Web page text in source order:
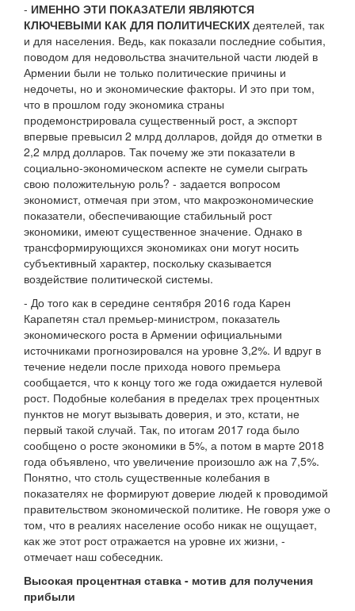
- ИМЕННО ЭТИ ПОКАЗАТЕЛИ ЯВЛЯЮТСЯ
КЛЮЧЕВЫМИ КАК ДЛЯ ПОЛИТИЧЕСКИХ деятелей, так
и для населения. Ведь, как показали последние события,
поводом для недовольства значительной части людей в
Армении были не только политические причины и
недочеты, но и экономические факторы. И это при том,
что в прошлом году экономика страны
продемонстрировала существенный рост, а экспорт
впервые превысил 2 млрд долларов, дойдя до отметки в
2,2 млрд долларов. Так почему же эти показатели в
социально-экономическом аспекте не сумели сыграть
свою положительную роль? - задается вопросом
экономист, отмечая при этом, что макроэкономические
показатели, обеспечивающие стабильный рост
экономики, имеют существенное значение. Однако в
трансформирующихся экономиках они могут носить
субъективный характер, поскольку сказывается
воздействие политической системы.
- До того как в середине сентября 2016 года Карен
Карапетян стал премьер-министром, показатель
экономического роста в Армении официальными
источниками прогнозировался на уровне 3,2%. И вдруг в
течение недели после прихода нового премьера
сообщается, что к концу того же года ожидается нулевой
рост. Подобные колебания в пределах трех процентных
пунктов не могут вызывать доверия, и это, кстати, не
первый такой случай. Так, по итогам 2017 года было
сообщено о росте экономики в 5%, а потом в марте 2018
года объявлено, что увеличение произошло аж на 7,5%.
Понятно, что столь существенные колебания в
показателях не формируют доверие людей к проводимой
правительством экономической политике. Не говоря уже о
том, что в реалиях население особо никак не ощущает,
как же этот рост отражается на уровне их жизни, -
отмечает наш собеседник.
Высокая процентная ставка - мотив для получения
прибыли